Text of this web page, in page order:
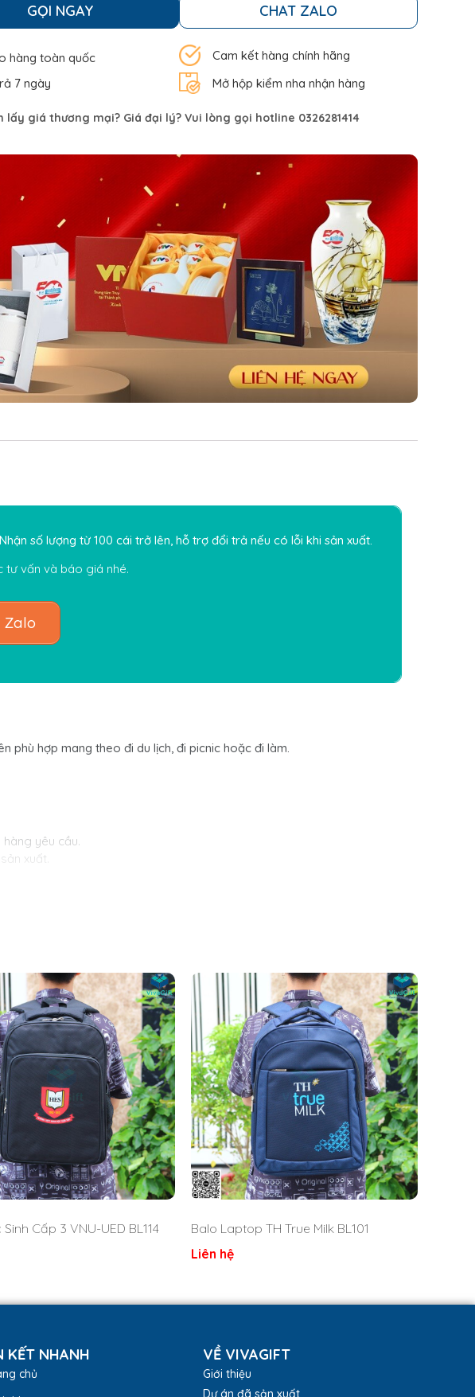
GỌI NGAY CHAT ZALO
hàng toàn quốc
Cam kết hàng chính hãng
7 ngày
Mở hộp kiểm nha nhận hàng
lấy giá thương mại? Giá đại lý? Vui lòng gọi hotline 0326281414
số lượng từ 100 cái trở lên, hỗ trợ đổi trả nếu có lỗi khi sản xuất.
tư vấn và báo giá nhé.
Zalo
phù hợp mang theo đi du lịch, đi picnic hoặc đi làm.
hàng yêu cầu.
xuất.
Cấp 3 VNU-UED BL114
Balo Laptop TH True Milk BL101
Liên hệ
KẾT NHANH
chủ
VỀ VIVAGIFT
Giới thiệu
Dự án đã sản xuất